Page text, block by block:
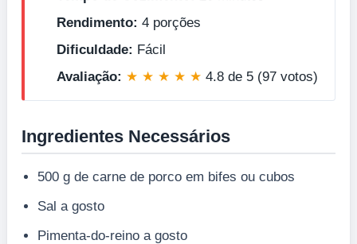
Rendimento: 4 porções
Dificuldade: Fácil
Avaliação: ★ ★ ★ ★ ★ 4.8 de 5 (97 votos)
Ingredientes Necessários
500 g de carne de porco em bifes ou cubos
Sal a gosto
Pimenta-do-reino a gosto